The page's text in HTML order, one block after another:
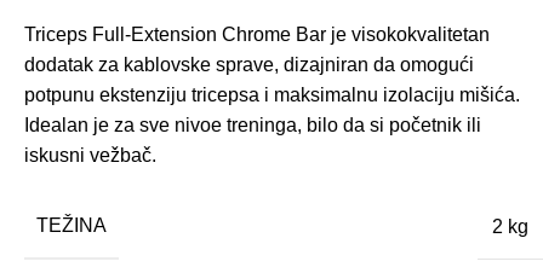
Triceps Full-Extension Chrome Bar je visokokvalitetan
dodatak za kablovske sprave, dizajniran da omogući
potpunu ekstenziju tricepsa i maksimalnu izolaciju mišića.
Idealan je za sve nivoe treninga, bilo da si početnik ili
iskusni vežbač.
TEŽINA 2 kg